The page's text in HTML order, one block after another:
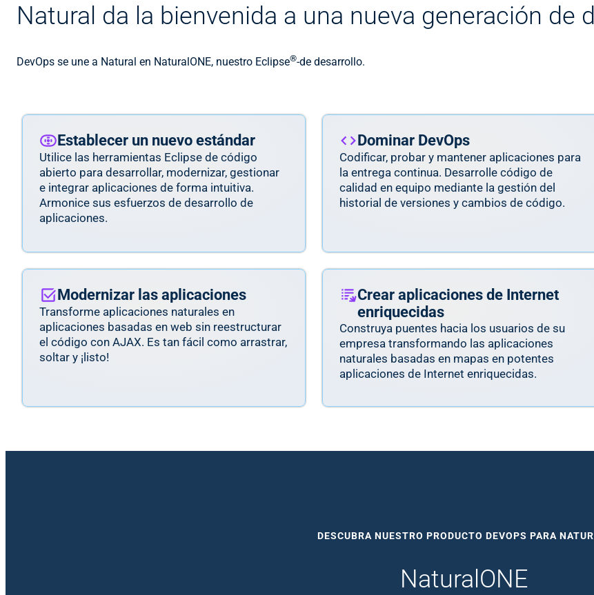
Natural da la bienvenida a una nueva generación de
DevOps se une a Natural en NaturalONE, nuestro Eclipse®-de desarrollo.
Establecer un nuevo estándar
Utilice las herramientas Eclipse de código
abierto para desarrollar, modernizar, gestionar
e integrar aplicaciones de forma intuitiva.
Armonice sus esfuerzos de desarrollo de
aplicaciones.
Dominar DevOps
Codificar, probar y mantener aplicaciones para
la entrega continua. Desarrolle código de
calidad en equipo mediante la gestión del
historial de versiones y cambios de código.
Modernizar las aplicaciones
Transforme aplicaciones naturales en
aplicaciones basadas en web sin reestructurar
el código con AJAX. Es tan fácil como arrastrar,
soltar y ¡listo!
Crear aplicaciones de Internet
enriquecidas
Construya puentes hacia los usuarios de su
empresa transformando las aplicaciones
naturales basadas en mapas en potentes
aplicaciones de Internet enriquecidas.
DESCUBRA NUESTRO PRODUCTO DEVOPS PARA
NaturalONE